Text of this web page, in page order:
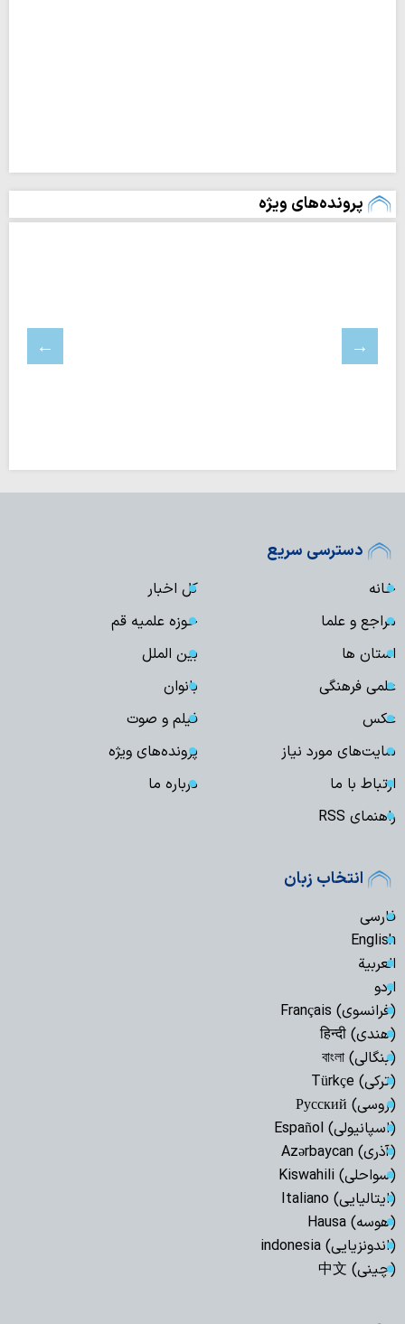
پرونده‌های ویژه
دسترسی سریع
خانه
کل اخبار
مراجع و علما
حوزه علمیه قم
استان ها
بین الملل
علمی فرهنگی
بانوان
عکس
فیلم و صوت
سایت‌های مورد نیاز
پرونده‌های ویژه
ارتباط با ما
درباره ما
راهنمای RSS
انتخاب زبان
فارسی
English
العربیة
اردو
(فرانسوی) Français
(هندی) हिन्दी
(بنگالی) বাংলা
(ترکی) Türkçe
(روسی) Русский
(اسپانیولی) Español
(آذری) Azərbaycan
(سواحلی) Kiswahili
(ایتالیایی) Italiano
(هوسه) Hausa
(اندونزیایی) indonesia
(چینی) 中文